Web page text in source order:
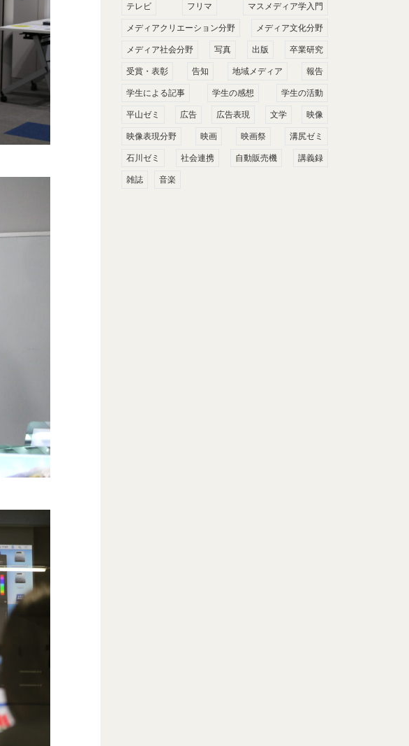
テレビ フリマ マスメディア学入門
メディアクリエーション分野 メディア文化分野
メディア社会分野 写真 出版 卒業研究
受賞・表彰 告知 地域メディア 報告
学生による記事 学生の感想 学生の活動
平山ゼミ 広告 広告表現 文学 映像
映像表現分野 映画 映画祭 溝尻ゼミ
石川ゼミ 社会連携 自動販売機 講義録
雑誌 音楽